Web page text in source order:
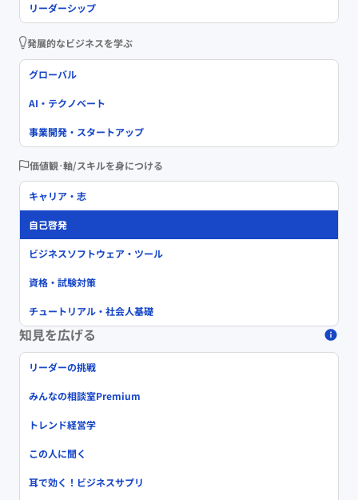
リーダーシップ
発展的なビジネスを学ぶ
グローバル
AI・テクノベート
事業開発・スタートアップ
価値観･軸/スキルを身につける
キャリア・志
自己啓発
ビジネスソフトウェア・ツール
資格・試験対策
チュートリアル・社会人基礎
知見を広げる
リーダーの挑戦
みんなの相談室Premium
トレンド経営学
この人に聞く
耳で効く！ビジネスサプリ